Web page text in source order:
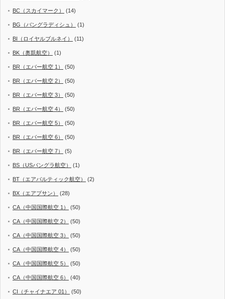
BC（スカイマーク） (14)
BG（バングラディシュ） (1)
BI（ロイヤルブルネイ） (11)
BK（奥凱航空） (1)
BR（エバー航空 1） (50)
BR（エバー航空 2） (50)
BR（エバー航空 3） (50)
BR（エバー航空 4） (50)
BR（エバー航空 5） (50)
BR（エバー航空 6） (50)
BR（エバー航空 7） (5)
BS（USバングラ航空） (1)
BT（エアバルティック航空） (2)
BX（エアプサン） (28)
CA（中国国際航空 1） (50)
CA（中国国際航空 2） (50)
CA（中国国際航空 3） (50)
CA（中国国際航空 4） (50)
CA（中国国際航空 5） (50)
CA（中国国際航空 6） (40)
CI（チャイナエア 01） (50)